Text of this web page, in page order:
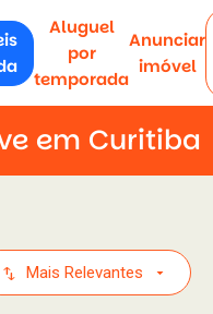
Aluguel
por
temporada
Anunciar
imóvel
em Curitiba
swap_vert Mais Relevantes arrow_drop_down